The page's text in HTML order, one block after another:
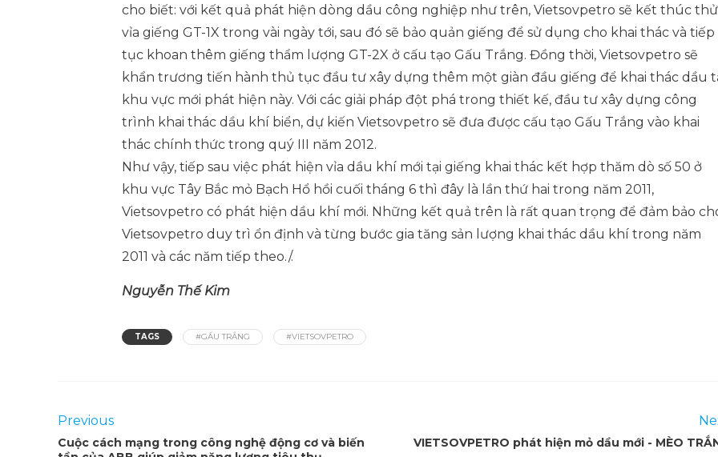
cho biết: với kết quả phát hiện dòng dầu công nghiệp như trên, Vietsovpetro sẽ kết thúc thử
vỉa giếng GT-1X trong vài ngày tới, sau đó sẽ bảo quản giếng để sử dụng cho khai thác và tiếp
tục khoan thêm giếng thẩm lượng GT-2X ở cấu tạo Gấu Trắng. Đồng thời, Vietsovpetro sẽ
khẩn trương tiến hành thủ tục đầu tư xây dựng thêm một giàn đầu giếng để khai thác dầu
khu vực mới phát hiện này. Với các giải pháp đột phá trong thiết kế, đầu tư xây dựng công
trình khai thác dầu khí biển, dự kiến Vietsovpetro sẽ đưa được cấu tạo Gấu Trắng vào khai
thác chính thức trong quý III năm 2012.
Như vậy, tiếp sau việc phát hiện vỉa dầu khí mới tại giếng khai thác kết hợp thăm dò số 50 ở
khu vực Tây Bắc mỏ Bạch Hổ hồi cuối tháng 6 thì đây là lần thứ hai trong năm 2011,
Vietsovpetro có phát hiện dầu khí mới. Những kết quả trên là rất quan trọng để đảm bảo
Vietsovpetro duy trì ổn định và từng bước gia tăng sản lượng khai thác dầu khí trong năm
2011 và các năm tiếp theo./.
Nguyễn Thế Kim
TAGS #GẤU TRẮNG #VIETSOVPETRO
Previous
Cuộc cách mạng trong công nghệ động cơ và biến
VIETSOVPETRO phát hiện mỏ dầu mới - MÈO